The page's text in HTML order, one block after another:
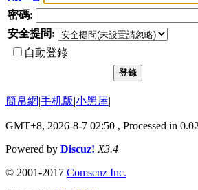
密碼:
安全提問:
自動登錄
登錄
簡帛網|手机版|小黑屋|
GMT+8, 2026-8-7 02:50 , Processed in
Powered by Discuz! X3.4
© 2001-2017 Comsenz Inc.